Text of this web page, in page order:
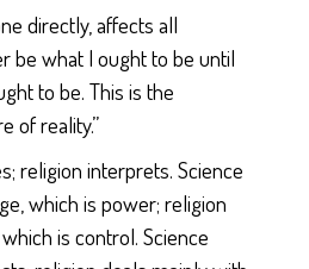
directly, affects all
be what I ought to be until
to be. This is the
of reality.”
religion interprets. Science
which is power; religion
is control. Science